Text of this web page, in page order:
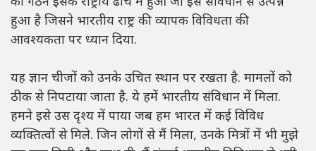
हुआ है जिसने भारतीय राष्ट्र की व्यापक विविधता की
आवश्यकता पर ध्यान दिया.
यह ज्ञान चीजों को उनके उचित स्थान पर रखता है. मामलों को
ठीक से निपटाया जाता है. ये हमें भारतीय संविधान में मिला.
हमने इसे उस दृश्य में पाया जब हम भारत में कई विविध
व्यक्तित्वों से मिले. जिन लोगों से मैं मिला, उनके मित्रों में भी मुझे